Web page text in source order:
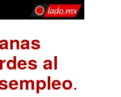
al
.